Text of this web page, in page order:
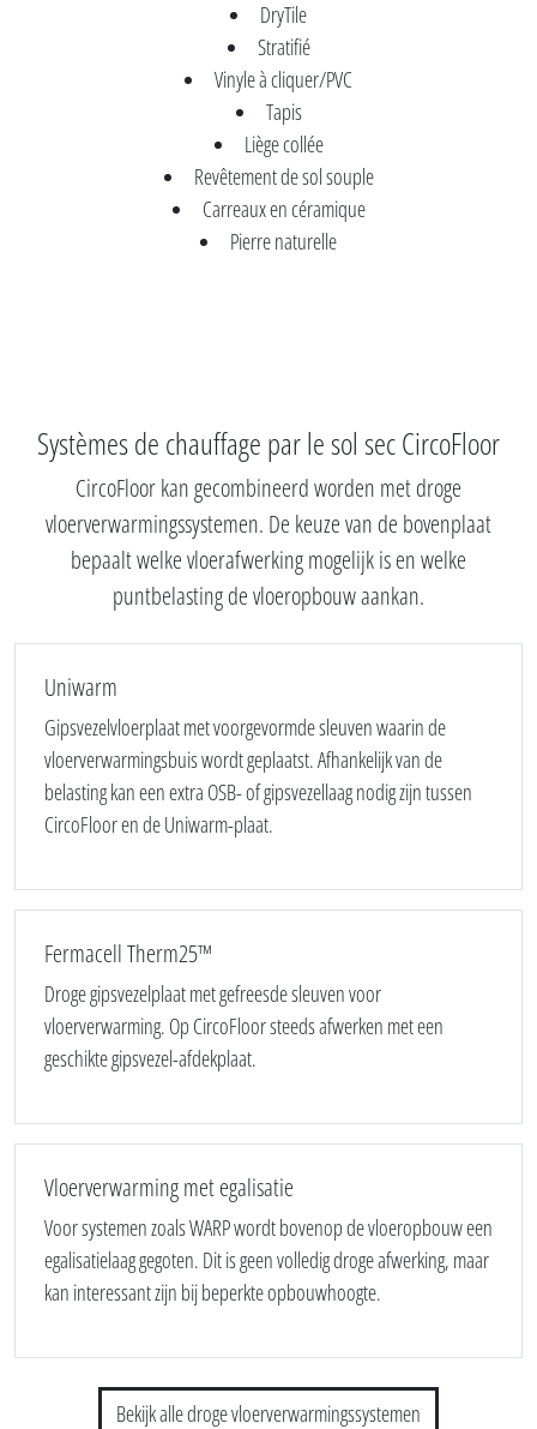
DryTile
Stratifié
Vinyle à cliquer/PVC
Tapis
Liège collée
Revêtement de sol souple
Carreaux en céramique
Pierre naturelle
Systèmes de chauffage par le sol sec CircoFloor
CircoFloor kan gecombineerd worden met droge
vloerverwarmingssystemen. De keuze van de bovenplaat
bepaalt welke vloerafwerking mogelijk is en welke
puntbelasting de vloeropbouw aankan.
Uniwarm
Gipsvezelvloerplaat met voorgevormde sleuven waarin de
vloerverwarmingsbuis wordt geplaatst. Afhankelijk van de
belasting kan een extra OSB- of gipsvezellaag nodig zijn tussen
CircoFloor en de Uniwarm-plaat.
Fermacell Therm25™
Droge gipsvezelplaat met gefreesde sleuven voor
vloerverwarming. Op CircoFloor steeds afwerken met een
geschikte gipsvezel-afdekplaat.
Vloerverwarming met egalisatie
Voor systemen zoals WARP wordt bovenop de vloeropbouw een
egalisatielaag gegoten. Dit is geen volledig droge afwerking, maar
kan interessant zijn bij beperkte opbouwhoogte.
Bekijk alle droge vloerverwarmingssystemen